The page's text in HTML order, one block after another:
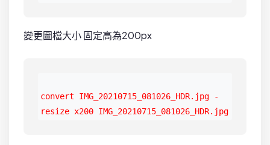
變更圖檔大小 固定高為200px
convert IMG_20210715_081026_HDR.jpg -
resize x200 IMG_20210715_081026_HDR.jpg